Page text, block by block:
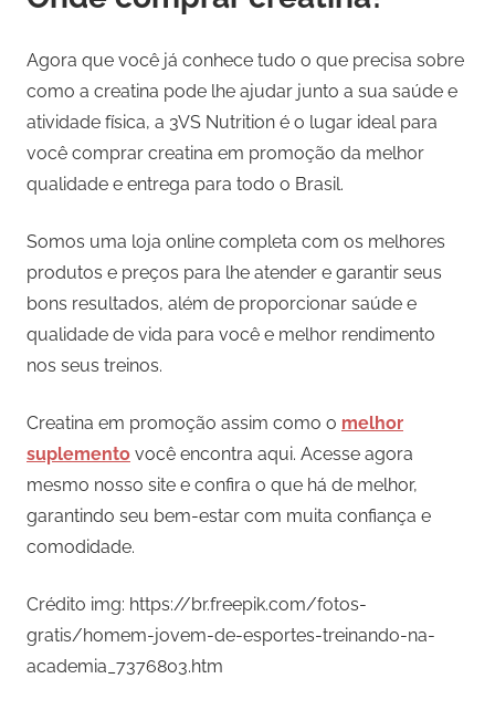
Agora que você já conhece tudo o que precisa sobre
como a creatina pode lhe ajudar junto a sua saúde e
atividade física, a 3VS Nutrition é o lugar ideal para
você comprar creatina em promoção da melhor
qualidade e entrega para todo o Brasil.
Somos uma loja online completa com os melhores
produtos e preços para lhe atender e garantir seus
bons resultados, além de proporcionar saúde e
qualidade de vida para você e melhor rendimento
nos seus treinos.
Creatina em promoção assim como o melhor
suplemento você encontra aqui. Acesse agora
mesmo nosso site e confira o que há de melhor,
garantindo seu bem-estar com muita confiança e
comodidade.
Crédito img: https://br.freepik.com/fotos-
gratis/homem-jovem-de-esportes-treinando-na-
academia_7376803.htm